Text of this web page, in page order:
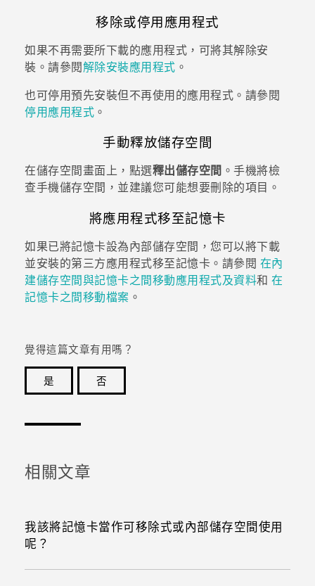
移除或停用應用程式
如果不再需要所下載的應用程式，可將其解除安
裝。請參閱解除安裝應用程式 。
也可停用預先安裝但不再使用的應用程式。請參閱
停用應用程式 。
手動釋放儲存空間
在儲存空間畫面上，點選釋出儲存空間 。手機將檢
查手機儲存空間，並建議您可能想要刪除的項目。
將應用程式移至記憶卡
如果已將記憶卡設為內部儲存空間，您可以將下載
並安裝的第三方應用程式移至記憶卡。請參閱 在內
建儲存空間與記憶卡之間移動應用程式及資料和 在
記憶卡之間移動檔案 。
覺得這篇文章有用嗎？
是
否
相關文章
我該將記憶卡當作可移除式或內部儲存空間使用
呢？